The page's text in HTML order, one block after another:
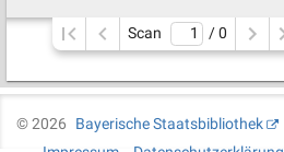
Scan / 0
©2026
Bayerische Staatsbibliothek